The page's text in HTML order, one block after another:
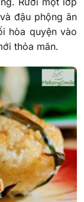
đậu phộng ăn
hòa quyện vào
thỏa mãn.